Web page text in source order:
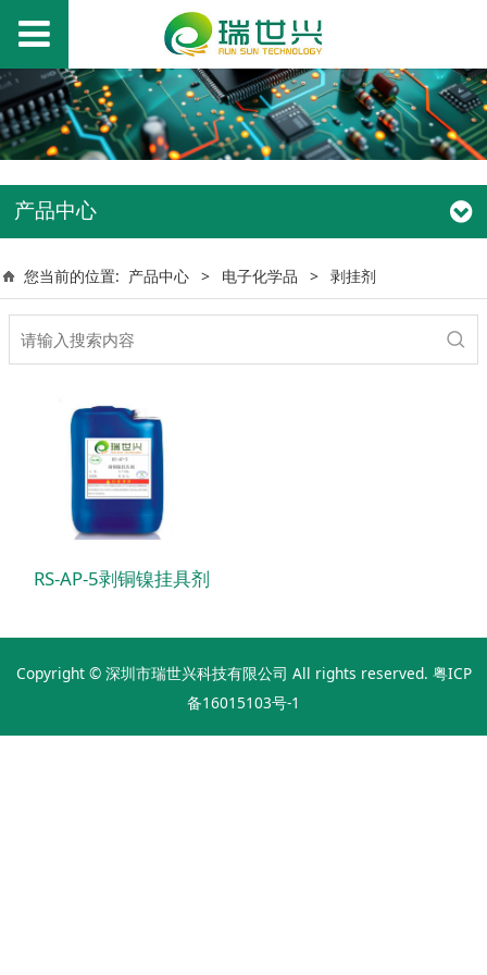
产品中心
您当前的位置: 产品中心 > 电子化学品 > 剥挂剂
RS-AP-5剥铜镍挂具剂
Copyright © 深圳市瑞世兴科技有限公司 All rights reserved. 粤ICP
备16015103号-1